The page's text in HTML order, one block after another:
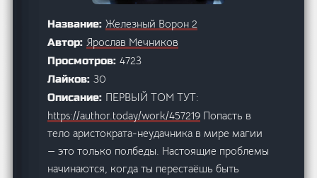
Название:Железный Ворон 2
Автор:Ярослав Мечников
Просмотров:4723
Лайков:30
Описание: ПЕРВЫЙ ТОМ ТУТ:
https://author.today/work/457219 Попасть в
тело аристократа-неудачника в мире магии
— это только полбеды. Настоящие проблемы
начинаются, когда ты перестаёшь быть